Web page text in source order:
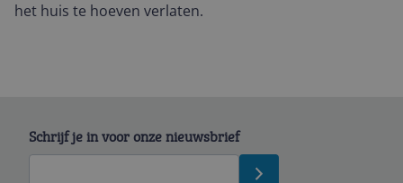
het huis te hoeven verlaten.
Schrijf je in voor onze nieuwsbrief